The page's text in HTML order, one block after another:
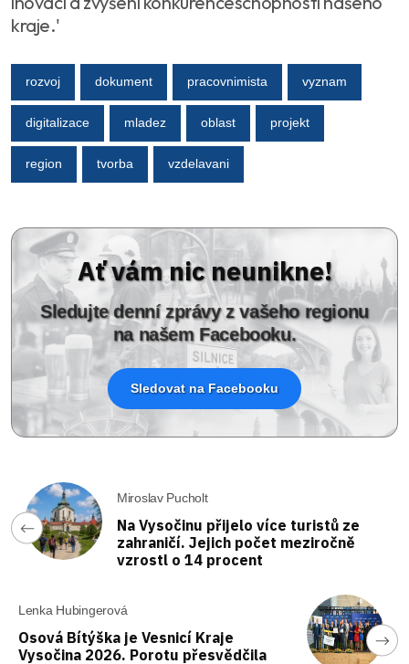
kraje.'
rozvoj dokument pracovnimista vyznam
digitalizace mladez oblast projekt
region tvorba vzdelavani
Ať vám nic neunikne!
Sledujte denní zprávy z vašeho regionu
na našem Facebooku.
Sledovat na Facebooku
Miroslav Pucholt
Na Vysočinu přijelo více turistů ze
zahraničí. Jejich počet meziročně
vzrostl o 14 procent
Lenka Hubingerová
Osová Bítýška je Vesnicí Kraje
Vysočina 2026. Porotu přesvědčila